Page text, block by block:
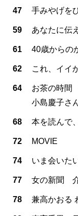
47 手みやげ
59 あなたに伝
61 40歳からの
62 これ、イイ
64
お茶の時間
小島慶子さ
68 本を読んで
72 MOVIE
74 いま会いた
77 女の新聞
78 兼高かおる